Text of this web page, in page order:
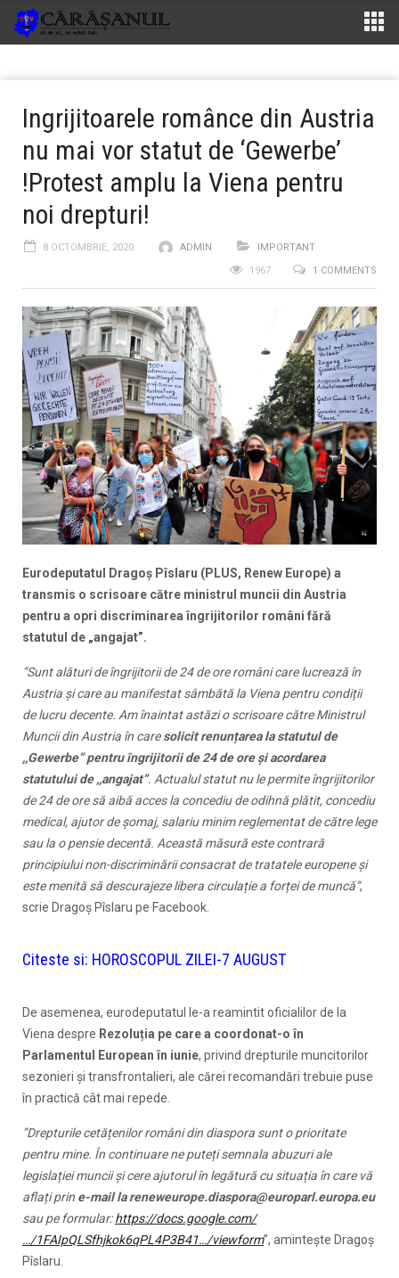
Ingrijitoarele românce din Austria
nu mai vor statut de ‘Gewerbe’
!Protest amplu la Viena pentru
noi drepturi!
8 OCTOMBRIE, 2020 ADMIN
IMPORTANT
1 COMMENTS
1967
Eurodeputatul Dragoș Pîslaru (PLUS, Renew Europe) a
transmis o scrisoare către ministrul muncii din Austria
pentru a opri discriminarea îngrijitorilor români fără
statutul de „angajat”.
”Sunt alături de îngrijitorii de 24 de ore români care lucrează în
Austria și care au manifestat sâmbătă la Viena pentru condiții
de lucru decente. Am înaintat astăzi o scrisoare către Ministrul
Muncii din Austria în caresolicit renunțarea la statutul de
,,Gewerbe” pentru îngrijitorii de 24 de ore și acordarea
statutului de ‚,angajat”. Actualul statut nu le permite îngrijitorilor
de 24 de ore să aibă acces la concediu de odihnă plătit, concediu
medical, ajutor de șomaj, salariu minim reglementat de către lege
sau la o pensie decentă. Această măsură este contrară
principiului non-discriminării consacrat de tratatele europene și
este menită să descurajeze libera circulație a forței de muncă”,
scrie Dragoș Pîslaru pe Facebook.
Citeste si: HOROSCOPUL ZILEI-7 AUGUST
De asemenea, eurodeputatul le-a reamintit oficialilor de la
Viena despre Rezoluția pe care a coordonat-o în
Parlamentul European în iunie, privind drepturile muncitorilor
sezonieri și transfrontalieri, ale cărei recomandări trebuie puse
în practică cât mai repede.
”Drepturile cetățenilor români din diaspora sunt o prioritate
pentru mine. În continuare ne puteți semnala abuzuri ale
legislației muncii și cere ajutorul în legătură cu situația în care vă
aflați prin e-mail la reneweurope.diaspora@europarl.europa.eu
sau pe formular:https://docs.google.com/
…/1FAIpQLSfhjkok6qPL4P3B41…/viewform”, amintește Dragoș
Pîslaru.